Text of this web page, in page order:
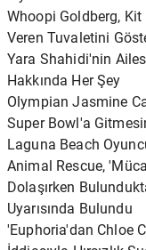
Whoopi Goldberg,
Veren Tuvaletini
Yara Shahidi'nin
Hakkında Her Şey
Olympian Jasmine
Super Bowl'a
Laguna Beach
Animal Rescue,
Dolaşırken
Uyarısında Bulundu
'Euphoria'dan Chloe